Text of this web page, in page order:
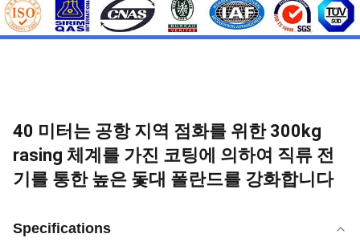
40 미터는 공항 지역 점화를 위한 300kg
rasing 체계를 가진 코팅에 의하여 직류 전
기를 통한 높은 돛대 폴란드를 강화합니다
Specifications